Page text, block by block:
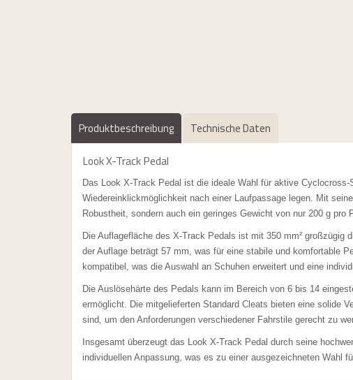
Produktbeschreibung Technische Daten
Look X-Track Pedal
Das Look X-Track Pedal ist die ideale Wahl für aktive
Wiedereinklickmöglichkeit nach einer Laufpassage legen. Mit
Robustheit, sondern auch ein geringes Gewicht von nur 200 g pro
Die Auflagefläche des X-Track Pedals ist mit 350 mm²
der Auflage beträgt 57 mm, was für eine stabile und komfortable
kompatibel, was die Auswahl an Schuhen erweitert und eine
Die Auslösehärte des Pedals kann im Bereich von 6 bis 14
ermöglicht. Die mitgelieferten Standard Cleats bieten eine solide
sind, um den Anforderungen verschiedener Fahrstile gerecht zu
Insgesamt überzeugt das Look X-Track Pedal durch seine
individuellen Anpassung, was es zu einer ausgezeichneten Wahl